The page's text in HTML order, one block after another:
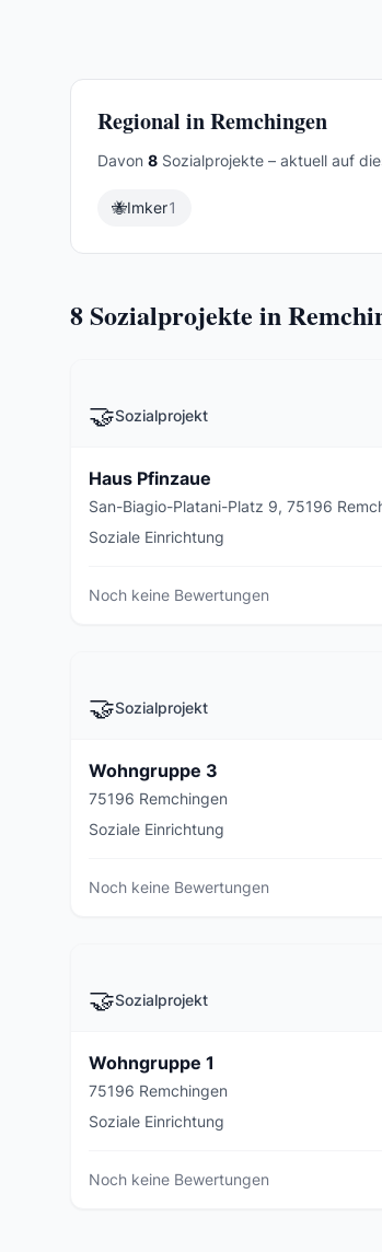
Regional in Remchingen
Davon 8 Sozialprojekte – aktuell auf
🐝Imker1
8Sozialprojekte in
🤝Sozialprojekt
Haus Pfinzaue
San-Biagio-Platani-Platz 9, 75196
Soziale Einrichtung
Noch keine Bewertungen
🤝Sozialprojekt
Wohngruppe 3
75196 Remchingen
Soziale Einrichtung
Noch keine Bewertungen
🤝Sozialprojekt
Wohngruppe 1
75196 Remchingen
Soziale Einrichtung
Noch keine Bewertungen